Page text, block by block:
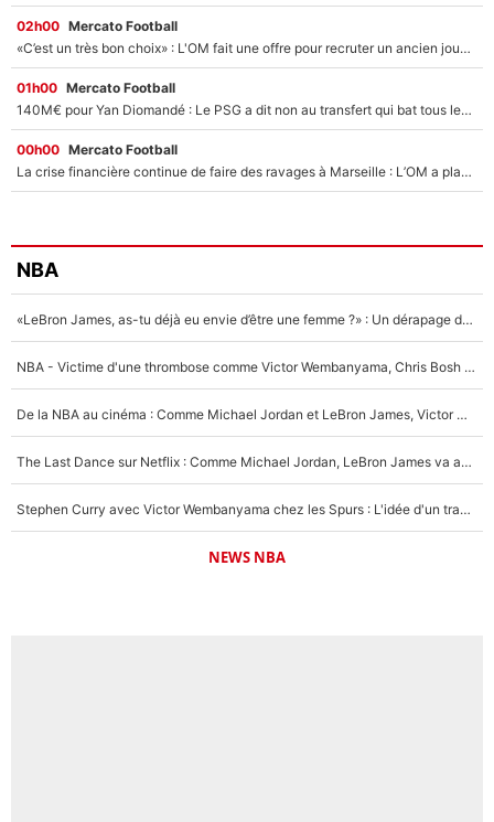
02h00 Mercato Football
«C’est un très bon choix» : L'OM fait une offre pour recruter un ancien joueur du PSG... et c'est validé dans l'After Foot !
01h00 Mercato Football
140M€ pour Yan Diomandé : Le PSG a dit non au transfert qui bat tous les records sur le mercato
00h00 Mercato Football
La crise financière continue de faire des ravages à Marseille : L’OM a placé 12 joueurs sur le marché des transferts… et ça pourrait lui rapporter près de 100M€ !
NBA
«LeBron James, as-tu déjà eu envie d’être une femme ?» : Un dérapage de Donald Trump sur la superstar de la NBA refait surface
NBA - Victime d'une thrombose comme Victor Wembanyama, Chris Bosh prévient le Français des risques sur sa santé : «J’ai failli mourir sur le coup et j’ai été ramené à la vie»
De la NBA au cinéma : Comme Michael Jordan et LeBron James, Victor Wembanyama rêve d'une carrière d'acteur !
The Last Dance sur Netflix : Comme Michael Jordan, LeBron James va avoir le droit à sa série !
Stephen Curry avec Victor Wembanyama chez les Spurs : L'idée d'un trade historique est lancée en NBA !
NEWS NBA